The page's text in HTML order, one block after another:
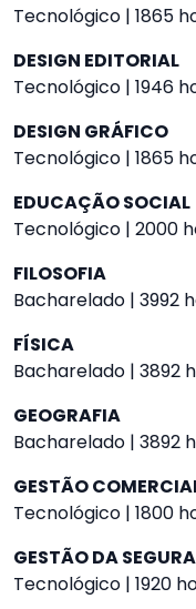
Tecnológico | 1865
DESIGN EDITORIAL
Tecnológico | 1946
DESIGN GRÁFICO
Tecnológico | 1865
EDUCAÇÃO SOCIAL
Tecnológico | 2000
FILOSOFIA
Bacharelado | 3992
FÍSICA
Bacharelado | 3892
GEOGRAFIA
Bacharelado | 3892
GESTÃO
Tecnológico | 1800
GESTÃO DA
Tecnológico | 1920